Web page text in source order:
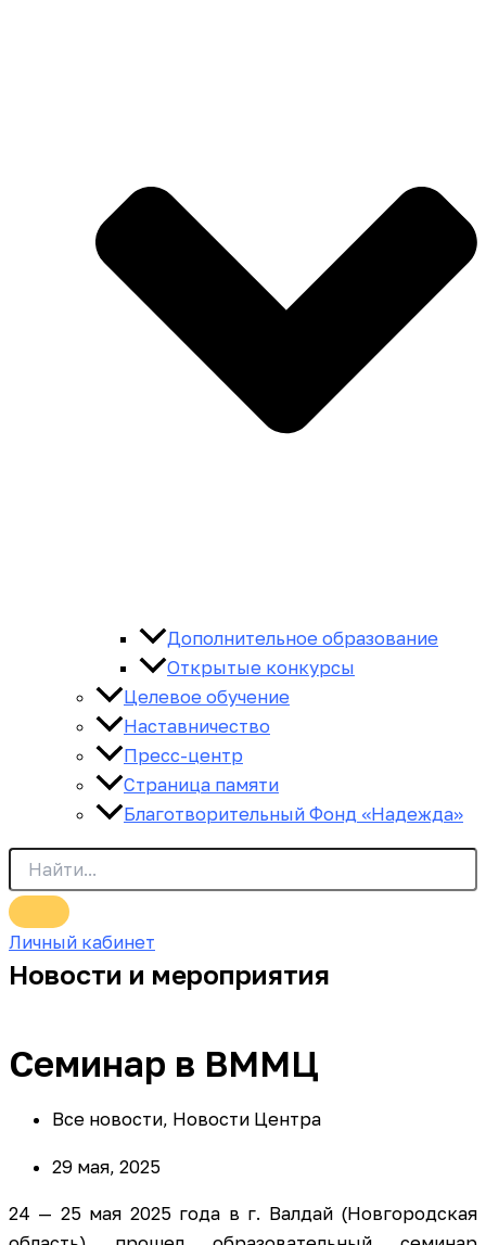
Дополнительное образование
Открытые конкурсы
Целевое обучение
Наставничество
Пресс-центр
Страница памяти
Благотворительный Фонд «Надежда»
Личный кабинет
Новости и мероприятия
Семинар в ВММЦ
Все новости, Новости Центра
29 мая, 2025
24 — 25 мая 2025 года в г. Валдай (Новгородская